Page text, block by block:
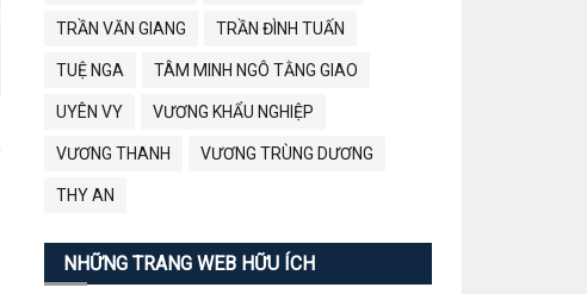
TRẦN VĂN GIANG TRẦN ĐÌNH TUẤN
TUỆ NGA TÂM MINH NGÔ TẰNG GIAO
UYÊN VY VƯƠNG KHẨU NGHIỆP
VƯƠNG THANH VƯƠNG TRÙNG DƯƠNG
THY AN
NHỮNG TRANG WEB HỮU ÍCH